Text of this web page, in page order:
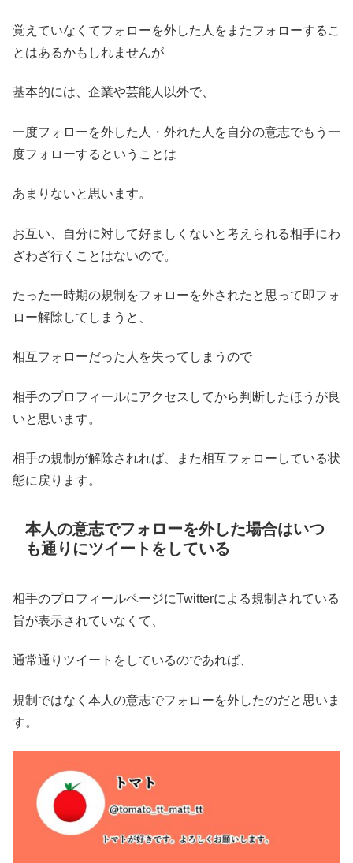
覚えていなくてフォローを外した人をまたフォローするこ
とはあるかもしれませんが
基本的には、企業や芸能人以外で、
一度フォローを外した人・外れた人を自分の意志でもう一
度フォローするということは
あまりないと思います。
お互い、自分に対して好ましくないと考えられる相手にわ
ざわざ行くことはないので。
たった一時期の規制をフォローを外されたと思って即フォ
ロー解除してしまうと、
相互フォローだった人を失ってしまうので
相手のプロフィールにアクセスしてから判断したほうが良
いと思います。
相手の規制が解除されれば、また相互フォローしている状
態に戻ります。
本人の意志でフォローを外した場合はいつ
も通りにツイートをしている
相手のプロフィールページにTwitterによる規制されている
旨が表示されていなくて、
通常通りツイートをしているのであれば、
規制ではなく本人の意志でフォローを外したのだと思いま
す。